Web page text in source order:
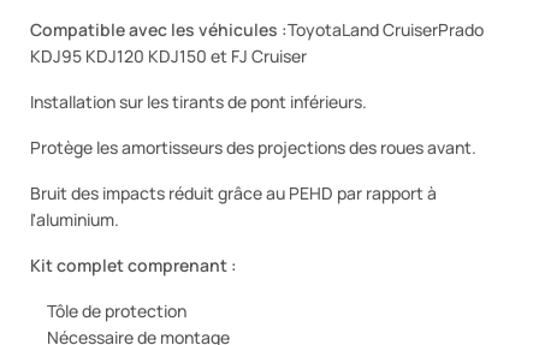
Compatible avec les véhicules :ToyotaLand CruiserPrado
KDJ95 KDJ120 KDJ150 et FJ Cruiser
Installation sur les tirants de pont inférieurs.
Protège les amortisseurs des projections des roues avant.
Bruit des impacts réduit grâce au PEHD par rapport à
l'aluminium.
Kit complet comprenant :
Tôle de protection
Nécessaire de montage